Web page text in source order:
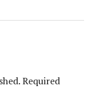
Required